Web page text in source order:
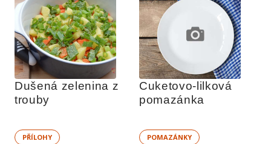
Dušená zelenina z
trouby
PŘÍLOHY
Cuketovo-lilková
pomazánka
POMAZÁNKY